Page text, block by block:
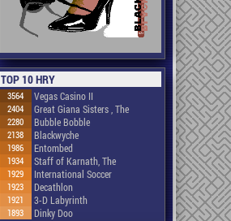
TOP 10 HRY
3564 Vegas Casino II
2404 Great Giana Sisters , The
2280 Bubble Bobble
2138 Blackwyche
1986 Entombed
1934 Staff of Karnath, The
1929 International Soccer
1923 Decathlon
1921 3-D Labyrinth
1893 Dinky Doo